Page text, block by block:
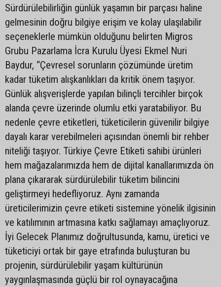
Sürdürülebilirliğin günlük yaşamın bir parçası haline
gelmesinin doğru bilgiye erişim ve kolay ulaşılabilir
seçeneklerle mümkün olduğunu belirten Migros
Grubu Pazarlama İcra Kurulu Üyesi Ekmel Nuri
Baydur, “Çevresel sorunların çözümünde üretim
kadar tüketim alışkanlıkları da kritik önem taşıyor.
Günlük alışverişlerde yapılan bilinçli tercihler birçok
alanda çevre üzerinde olumlu etki yaratabiliyor. Bu
nedenle çevre etiketleri, tüketicilerin güvenilir bilgiye
dayalı karar verebilmeleri açısından önemli bir rehber
niteliği taşıyor. Türkiye Çevre Etiketi sahibi ürünleri
hem mağazalarımızda hem de dijital kanallarımızda ön
plana çıkararak sürdürülebilir tüketim bilincini
geliştirmeyi hedefliyoruz. Aynı zamanda
üreticilerimizin çevre etiketi sistemine yönelik ilgisinin
ve katılımının artmasına katkı sağlamayı amaçlıyoruz.
İyi Gelecek Planımız doğrultusunda, kamu, üretici ve
tüketiciyi ortak bir gaye etrafında buluşturan bu
projenin, sürdürülebilir yaşam kültürünün
yaygınlaşmasında güçlü bir rol oynayacağına